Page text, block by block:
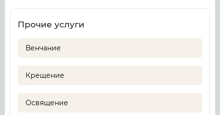
Прочие услуги
Венчание
Крещение
Освящение